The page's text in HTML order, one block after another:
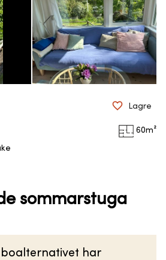
60m²
Lagre
sommarstuga
boalternativet har